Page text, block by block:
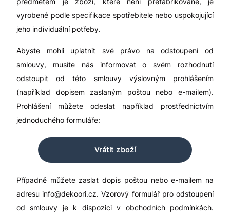
vyrobené podle specifikace spotřebitele nebo uspokojující
jeho individuální potřeby.
Abyste mohli uplatnit své právo na odstoupení od
smlouvy, musíte nás informovat o svém rozhodnutí
odstoupit od této smlouvy výslovným prohlášením
(například dopisem zaslaným poštou nebo e-mailem).
Prohlášení můžete odeslat například prostřednictvím
jednoduchého formuláře:
Vrátit zboží
Případně můžete zaslat dopis poštou nebo e-mailem na
adresu info@dekoori.cz. Vzorový formulář pro odstoupení
od smlouvy je k dispozici v obchodních podmínkách.